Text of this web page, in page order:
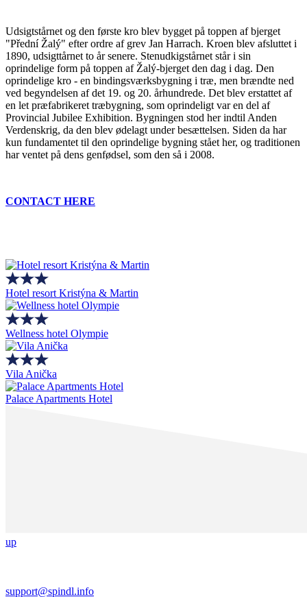
Udsigtstårnet og den første kro blev bygget på toppen af ​​bjerget
"Přední Žalý" efter ordre af grev Jan Harrach. Kroen blev afsluttet i
1890, udsigttårnet to år senere. Stenudkigstårnet står i sin
oprindelige form på toppen af ​​Žalý-bjerget den dag i dag. Den
oprindelige kro - en bindingsværksbygning i træ, men brændte ned
ved begyndelsen af ​​det 19. og 20. århundrede. Det blev erstattet af
en let præfabrikeret træbygning, som oprindeligt var en del af
Provincial Jubilee Exhibition. Bygningen stod her indtil Anden
Verdenskrig, da den blev ødelagt under besættelsen. Siden da har
kun fundamentet til den oprindelige bygning stået her, og traditionen
har ventet på dens genfødsel, som den så i 2008.
CONTACT HERE
Hotel resort Kristýna & Martin
Wellness hotel Olympie
Vila Anička
Palace Apartments Hotel
up
support@spindl.info